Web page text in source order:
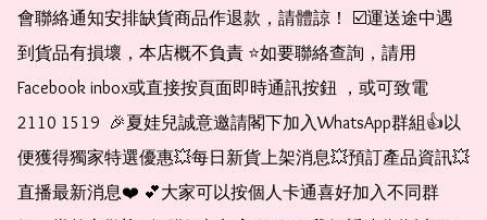
會聯絡通知安排缺貨商品作退款，請體諒！ ☑️運送途中遇
到貨品有損壞，本店概不負責 ⭐️如要聯絡查詢，請用
Facebook inbox或直接按頁面即時通訊按鈕 ，或可致電
2110 1519  🎉夏娃兒誠意邀請閣下加入WhatsApp群組👍以
便獲得獨家特選優惠💥每日新貨上架消息💥預訂產品資訊💥
直播最新消息❤️ 💕大家可以按個人卡通喜好加入不同群